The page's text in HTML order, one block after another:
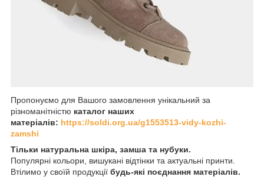
Пропонуємо для Вашого замовлення унікальний за
різноманітністю каталог наших
матеріалів: https://soldi.org.ua/g1553513-vidy-kozhi-
zamshi
Тільки натуральна шкіра, замша та нубуки.
Популярні кольори, вишукані відтінки та актуальні принти.
Втілимо у своїй продукції будь-які поєднання матеріалів.